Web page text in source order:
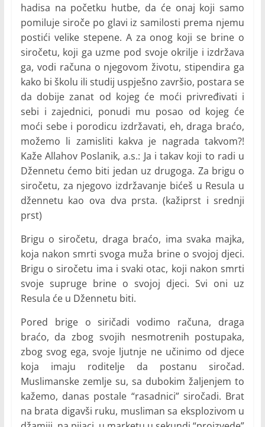
hadisa na početku hutbe, da će onaj koji samo
pomiluje siroče po glavi iz samilosti prema njemu
postići velike stepene. A za onog koji se brine o
siročetu, koji ga uzme pod svoje okrilje i izdržava
ga, vodi računa o njegovom životu, stipendira ga
kako bi školu ili studij uspješno završio, postara se
da dobije zanat od kojeg će moći privređivati i
sebi i zajednici, ponudi mu posao od kojeg će
moći sebe i porodicu izdržavati, eh, draga braćo,
možemo li zamisliti kakva je nagrada takvom?!
Kaže Allahov Poslanik, a.s.: Ja i takav koji to radi u
Džennetu ćemo biti jedan uz drugoga. Za brigu o
siročetu, za njegovo izdržavanje bićeš u Resula u
džennetu kao ova dva prsta. (kažiprst i srednji
prst)
Brigu o siročetu, draga braćo, ima svaka majka,
koja nakon smrti svoga muža brine o svojoj djeci.
Brigu o siročetu ima i svaki otac, koji nakon smrti
svoje supruge brine o svojoj djeci. Svi oni uz
Resula će u Džennetu biti.
Pored brige o siričadi vodimo računa, draga
braćo, da zbog svojih nesmotrenih postupaka,
zbog svog ega, svoje ljutnje ne učinimo od djece
koja imaju roditelje da postanu siročad.
Muslimanske zemlje su, sa dubokim žaljenjem to
kažemo, danas postale “rasadnici” siročadi. Brat
na brata digavši ruku, musliman sa eksplozivom u